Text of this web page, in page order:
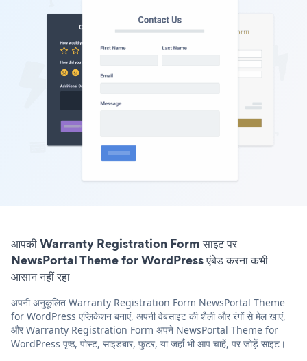
आपकी Warranty Registration Form साइट पर
NewsPortal Theme for WordPress एंबेड करना कभी
आसान नहीं रहा
अपनी अनुकूलित Warranty Registration Form NewsPortal Theme
for WordPress एप्लिकेशन बनाएं, अपनी वेबसाइट की शैली और रंगों से मेल खाएं,
और Warranty Registration Form अपने NewsPortal Theme for
WordPress पृष्ठ, पोस्ट, साइडबार, फुटर, या जहाँ भी आप चाहें, पर जोड़ें साइट।